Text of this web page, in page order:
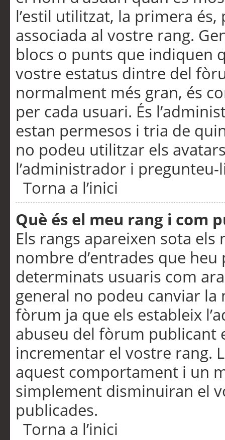
l’estil utilitzat, la primera
associada al vostre rang.
blocs o punts que indiquen
vostre estatus dintre del
normalment més gran, és
per cada usuari. És
estan permesos i tria de
no podeu utilitzar els
l’administrador i pregunteu-
Torna a l’inici
Què és el meu rang i com
Els rangs apareixen sota
nombre d’entrades que
determinats usuaris com
general no podeu canviar
fòrum ja que els estableix
abuseu del fòrum publicant
incrementar el vostre rang.
aquest comportament i un
simplement disminuiran el
publicades.
Torna a l’inici